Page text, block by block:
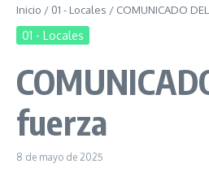
Inicio / 01 - Locales / COMUNICADO
01 - Locales
fuerza
8 de mayo de 2025